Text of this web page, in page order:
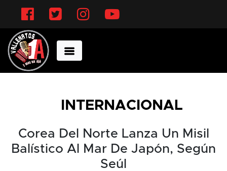
INTERNACIONAL
Corea Del Norte Lanza Un Misil
Balístico Al Mar De Japón, Según
Seúl